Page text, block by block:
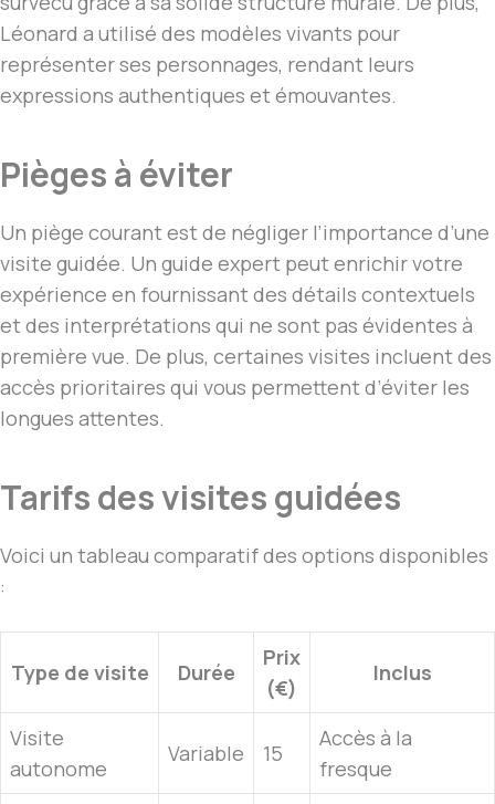
Léonard a utilisé des modèles vivants pour
représenter ses personnages, rendant leurs
expressions authentiques et émouvantes.
Pièges à éviter
Un piège courant est de négliger l’importance d’une
visite guidée. Un guide expert peut enrichir votre
expérience en fournissant des détails contextuels
et des interprétations qui ne sont pas évidentes à
première vue. De plus, certaines visites incluent des
accès prioritaires qui vous permettent d’éviter les
longues attentes.
Tarifs des visites guidées
Voici un tableau comparatif des options disponibles
:
Type de visite Durée
Prix
(€)
Inclus
Visite
autonome
Variable 15
Accès à la
fresque